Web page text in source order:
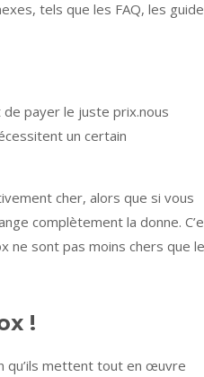
tels que les FAQ, les
de payer le juste prix.nous
un certain
cher, alors que si vous
complètement la donne.
ne sont pas moins chers que
!
qu’ils mettent tout en œuvre